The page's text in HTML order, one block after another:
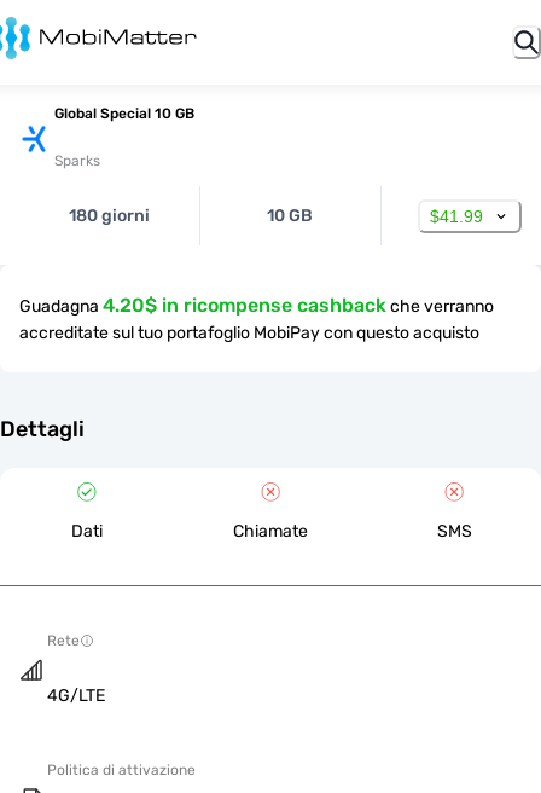
Global Special 10 GB
Sparks
180 giorni 10 GB $41.99
Guadagna 4.20$ in ricompense cashbackche verranno
accreditate sul tuo portafoglio MobiPay con questo acquisto
Dettagli
Dati Chiamate SMS
Rete
4G/LTE
Politica di attivazione